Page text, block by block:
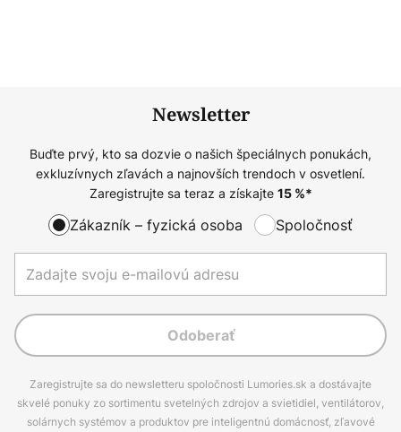
Newsletter
Buďte prvý, kto sa dozvie o našich špeciálnych ponukách,
exkluzívnych zľavách a najnovších trendoch v osvetlení.
Zaregistrujte sa teraz a získajte 15%*
Zákazník – fyzická osoba Spoločnosť
Odoberať
Zaregistrujte sa do newsletteru spoločnosti Lumories.sk a dostávajte
skvelé ponuky zo sortimentu svetelných zdrojov a svietidiel, ventilátorov,
solárnych systémov a produktov pre inteligentnú domácnosť, zľavové